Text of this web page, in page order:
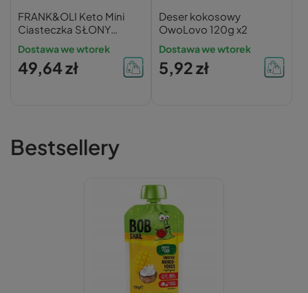
FRANK&OLI Keto Mini
Ciasteczka SŁONY
KARMEL KOKOS
CZEKOLADA 90g x8
Dostawa we wtorek
49,64 zł
Deser kokosowy
OwoLovo 120g x2
Dostawa we wtorek
5,92 zł
Bestsellery